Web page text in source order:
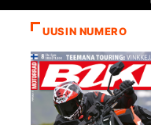
UUSIN NUMERO